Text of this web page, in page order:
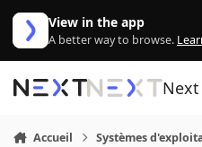
Aller au contenu
View in the app
A better way to browse.
Next
Accueil Systèmes